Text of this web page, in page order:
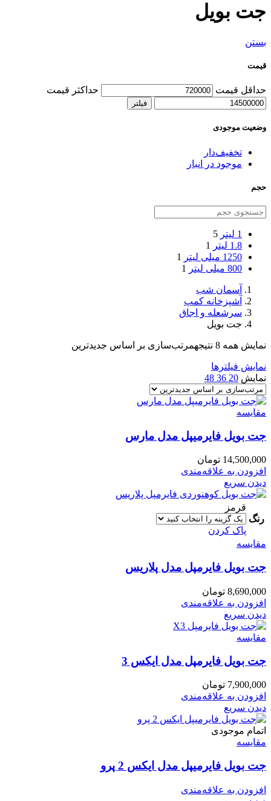
جت بویل
بستن
قیمت
حداقل قیمت حداکثر قیمت
فیلتر
وضعیت موجودی
تخفیف‌دار
موجود در انبار
حجم
1 لیتر
5
1.8 لیتر
1
1250 میلی لیتر
1
800 میلی لیتر
1
آسمان شب
آشپزخانه کمپ
سرشعله و اجاق
جت بویل
نمایش همه 8 نتیجه مرتب‌سازی بر اساس جدیدترین
نمایش فیلترها
نمایش 20
36
48
مقایسه
جت بویل فایرمیپل مدل مارس
14,500,000 تومان
افزودن به علاقه‌مندی
دیدن سریع
رنگ
قرمز
پاک کردن
مقایسه
جت بویل فایرمپل مدل پلاریس
8,690,000 تومان
افزودن به علاقه‌مندی
دیدن سریع
مقایسه
جت بویل فایرمپل مدل ایکس 3
7,900,000 تومان
افزودن به علاقه‌مندی
دیدن سریع
اتمام موجودی
مقایسه
جت بویل فایرمیپل مدل ایکس 2 پرو
افزودن به علاقه‌مندی